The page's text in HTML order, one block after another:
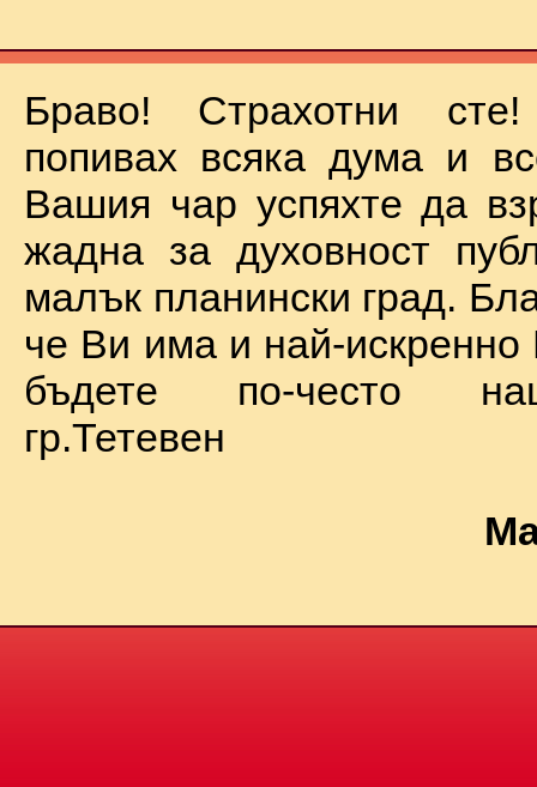
Браво! Страхотни
попивах всяка дума и
Вашия чар успяхте да
жадна за духовност
малък планински град.
че Ви има и най-
бъдете по-често
гр.Тетевен